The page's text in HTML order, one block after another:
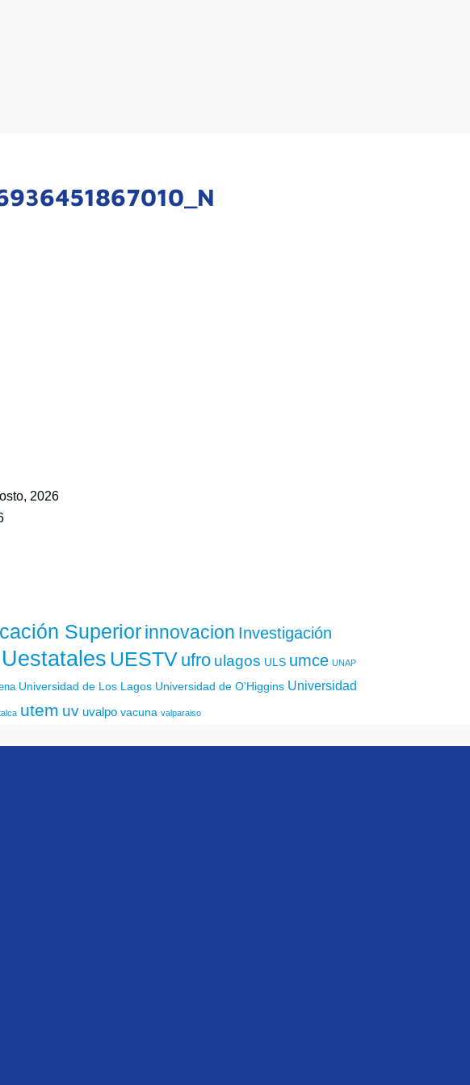
2026
Superiorinnovacion Investigación
Uestatales UESTV ufro ulagos ULS umce UNAP
Universidad de Los Lagos Universidad de O'Higgins Universidad
utem uv uvalpo vacuna valparaiso